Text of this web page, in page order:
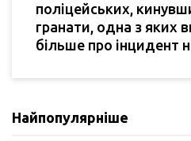
поліцейських,
гранати, одна з яких
більше про інцидент
Найпопулярніше